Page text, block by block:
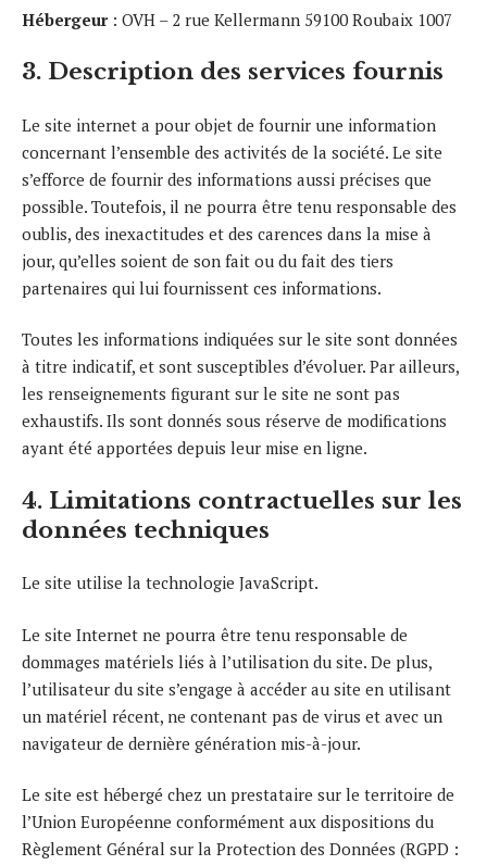
Hébergeur: OVH – 2 rue Kellermann 59100 Roubaix 1007
3. Description des services fournis
Le site internet a pour objet de fournir une information
concernant l’ensemble des activités de la société. Le site
s’efforce de fournir des informations aussi précises que
possible. Toutefois, il ne pourra être tenu responsable des
oublis, des inexactitudes et des carences dans la mise à
jour, qu’elles soient de son fait ou du fait des tiers
partenaires qui lui fournissent ces informations.
Toutes les informations indiquées sur le site sont données
à titre indicatif, et sont susceptibles d’évoluer. Par ailleurs,
les renseignements figurant sur le site ne sont pas
exhaustifs. Ils sont donnés sous réserve de modifications
ayant été apportées depuis leur mise en ligne.
4. Limitations contractuelles sur les
données techniques
Le site utilise la technologie JavaScript.
Le site Internet ne pourra être tenu responsable de
dommages matériels liés à l’utilisation du site. De plus,
l’utilisateur du site s’engage à accéder au site en utilisant
un matériel récent, ne contenant pas de virus et avec un
navigateur de dernière génération mis-à-jour.
Le site est hébergé chez un prestataire sur le territoire de
l’Union Européenne conformément aux dispositions du
Règlement Général sur la Protection des Données (RGPD :